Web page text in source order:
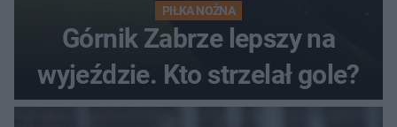
PIŁKA NOŻNA
Górnik Zabrze lepszy na
wyjeździe. Kto strzelał gole?